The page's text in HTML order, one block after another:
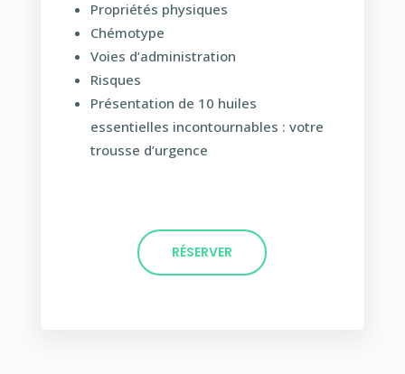
Propriétés physiques
Chémotype
Voies d’administration
Risques
Présentation de 10 huiles
essentielles incontournables : votre
trousse d’urgence
RÉSERVER